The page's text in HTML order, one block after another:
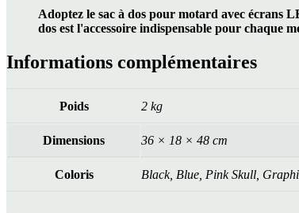
Adoptez le sac à dos pour motard avec écrans
dos est l'accessoire indispensable pour chaque
Informations complémentaires
Poids 2 kg
Dimensions 36 × 18 × 48 cm
Coloris Black, Blue, Pink Skull,